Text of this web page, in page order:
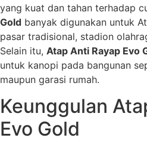
yang kuat dan tahan terhadap
Gold banyak digunakan untuk
pasar tradisional, stadion
Selain itu, Atap Anti Rayap Evo
untuk kanopi pada bangunan
maupun garasi rumah.
Keunggulan
Evo Gold